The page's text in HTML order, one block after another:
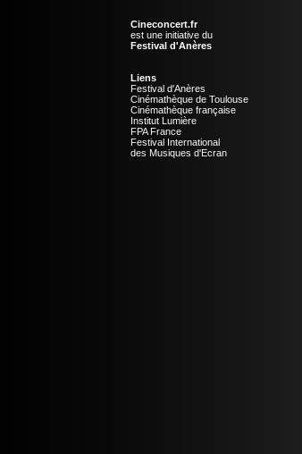
Cineconcert.fr
est une initiative du
Festival d'Anères
Liens
Festival d'Anères
Cinémathèque de Toulouse
Cinémathèque française
Institut Lumière
FPA France
Festival International
des Musiques d'Ecran